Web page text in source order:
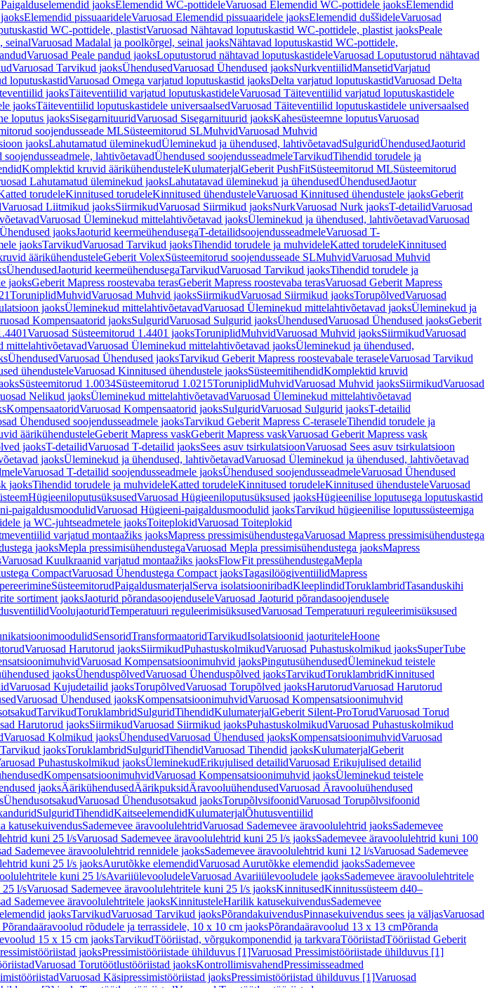
jaoksElemendid WC-pottideleVaruosad Elemendid WC-pottidele jaoksElemendid
Elemendid pissuaarideleVaruosad Elemendid pissuaaridele jaoksElemendid duššideleVaruosad
WC-pottidele, plastistVaruosad Nähtavad loputuskastid WC-pottidele, plastist jaoksPeale
seinalVaruosad Madalal ja poolkõrgel, seinal jaoksNähtavad loputuskastid WC-pottidele,
Varuosad Peale pandud jaoksLoputustorud nähtavad loputuskastideleVaruosad Loputustorud nähtavad
Varuosad Tarvikud jaoksÜhendusedVaruosad Ühendused jaoksNurkventiilidMansetidVarjatud
loputuskastidVaruosad Omega varjatud loputuskastid jaoksDelta varjatud loputuskastidVaruosad Delta
jaoksTäiteventiilid varjatud loputuskastideleVaruosad Täiteventiilid varjatud loputuskastidele
jaoksTäiteventiilid loputuskastidele universaalsedVaruosad Täiteventiilid loputuskastidele universaalsed
loputus jaoksSisegarnituuridVaruosad Sisegarnituurid jaoksKahesüsteemne loputusVaruosad
soojendusseade MLSüsteemitorud SLMuhvidVaruosad Muhvid
jaoksLahutamatud üleminekudÜleminekud ja ühendused, lahtivõetavadSulguridÜhendusedJaoturid
lahtivõetavadÜhendused soojendusseadmeleTarvikudTihendid torudele ja
Komplektid kruvid äärikühendusteleKulumaterjalGeberit PushFitSüsteemitorud MLSüsteemitorud
Lahutamatud üleminekud jaoksLahutatavad üleminekud ja ühendusedÜhendusedJaotur
torudeleKinnitused torudeleKinnitused ühendusteleVaruosad Kinnitused ühendustele jaoksGeberit
Varuosad Liitmikud jaoksSiirmikudVaruosad Siirmikud jaoksNurkVaruosad Nurk jaoksT-detailidVaruosad
Varuosad Üleminekud mittelahtivõetavad jaoksÜleminekud ja ühendused, lahtivõetavadVaruosad
jaoksJaoturid keermeühendusegaT-detailidsoojendusseadmeleVaruosad T-
jaoksTarvikudVaruosad Tarvikud jaoksTihendid torudele ja muhvideleKatted torudeleKinnitused
äärikühendusteleGeberit VolexSüsteemitorud soojendusseade SLMuhvidVaruosad Muhvid
ÜhendusedJaoturid keermeühendusegaTarvikudVaruosad Tarvikud jaoksTihendid torudele ja
jaoksGeberit Mapress roostevaba terasGeberit Mapress roostevaba terasVaruosad Geberit Mapress
ToruniplidMuhvidVaruosad Muhvid jaoksSiirmikudVaruosad Siirmikud jaoksTorupõlvedVaruosad
jaoksÜleminekud mittelahtivõetavadVaruosad Üleminekud mittelahtivõetavad jaoksÜleminekud ja
Kompensaatorid jaoksSulguridVaruosad Sulgurid jaoksÜhendusedVaruosad Ühendused jaoksGeberit
Varuosad Süsteemitorud 1.4401 jaoksToruniplidMuhvidVaruosad Muhvid jaoksSiirmikudVaruosad
mittelahtivõetavadVaruosad Üleminekud mittelahtivõetavad jaoksÜleminekud ja ühendused,
ÜhendusedVaruosad Ühendused jaoksTarvikud Geberit Mapress roostevabale teraseleVaruosad Tarvikud
ühendusteleVaruosad Kinnitused ühendustele jaoksSüsteemitihendidKomplektid kruvid
Süsteemitorud 1.0034Süsteemitorud 1.0215ToruniplidMuhvidVaruosad Muhvid jaoksSiirmikudVaruosad
Nelikud jaoksÜleminekud mittelahtivõetavadVaruosad Üleminekud mittelahtivõetavad
KompensaatoridVaruosad Kompensaatorid jaoksSulguridVaruosad Sulgurid jaoksT-detailid
Ühendused soojendusseadmele jaoksTarvikud Geberit Mapress C-teraseleTihendid torudele ja
äärikühendusteleGeberit Mapress vaskGeberit Mapress vaskVaruosad Geberit Mapress vask
jaoksT-detailidVaruosad T-detailid jaoksSees asuv tsirkulatsioonVaruosad Sees asuv tsirkulatsioon
jaoksÜleminekud ja ühendused, lahtivõetavadVaruosad Üleminekud ja ühendused, lahtivõetavad
Varuosad T-detailid soojendusseadmele jaoksÜhendused soojendusseadmeleVaruosad Ühendused
jaoksTihendid torudele ja muhvideleKatted torudeleKinnitused torudeleKinnitused ühendusteleVaruosad
HügieeniloputusüksusedVaruosad Hügieeniloputusüksused jaoksHügieenilise loputusega loputuskastid
paigaldusmoodulidVaruosad Hügieeni-paigaldusmoodulid jaoksTarvikud hügieenilise loputussüsteemiga
ja WC-juhtseadmetele jaoksToiteplokidVaruosad Toiteplokid
varjatud montaažiks jaoksMapress pressimisühendustegaVaruosad Mapress pressimisühendustega
jaoksMepla pressimisühendustegaVaruosad Mepla pressimisühendustega jaoksMapress
Varuosad Kuulkraanid varjatud montaažiks jaoksFlowFit pressühendustegaMepla
CompactVaruosad Ühendustega Compact jaoksTagasilöögiventiilidMapress
SüsteemitorudPaigaldusmaterjalServa isolatsiooniribadKleeplindidToruklambridTasanduskihi
sortiment jaoksJaoturid põrandasoojenduseleVaruosad Jaoturid põrandasoojendusele
VoolujaoturidTemperatuuri reguleerimisüksusedVaruosad Temperatuuri reguleerimisüksused
SensoridTransformaatoridTarvikudIsolatsioonid jaoturiteleHoone
Varuosad Harutorud jaoksSiirmikudPuhastuskolmikudVaruosad Puhastuskolmikud jaoksSuperTube
Varuosad Kompensatsioonimuhvid jaoksPingutusühendusedÜleminekud teistele
jaoksÜhenduspõlvedVaruosad Ühenduspõlved jaoksTarvikudToruklambridKinnitused
Varuosad Kujudetailid jaoksTorupõlvedVaruosad Torupõlved jaoksHarutorudVaruosad Harutorud
Varuosad Ühendused jaoksKompensatsioonimuhvidVaruosad Kompensatsioonimuhvid
TarvikudToruklambridSulguridTihendidKulumaterjalGeberit Silent-ProTorudVaruosad Torud
Harutorud jaoksSiirmikudVaruosad Siirmikud jaoksPuhastuskolmikudVaruosad Puhastuskolmikud
Varuosad Kolmikud jaoksÜhendusedVaruosad Ühendused jaoksKompensatsioonimuhvidVaruosad
jaoksToruklambridSulguridTihendidVaruosad Tihendid jaoksKulumaterjalGeberit
Puhastuskolmikud jaoksÜleminekudErikujulised detailidVaruosad Erikujulised detailid
KompensatsioonimuhvidVaruosad Kompensatsioonimuhvid jaoksÜleminekud teistele
jaoksÄärikühendusedÄärikpuksidÄravooluühendusedVaruosad Äravooluühendused
ÜhendusotsakudVaruosad Ühendusotsakud jaoksTorupõlvsifoonidVaruosad Torupõlvsifoonid
SulguridTihendidKaitseelemendidKulumaterjalÕhutusventiilid
katusekuivendusSademevee äravoolulehtridVaruosad Sademevee äravoolulehtrid jaoksSademevee
kuni 25 l/sVaruosad Sademevee äravoolulehtrid kuni 25 l/s jaoksSademevee äravoolulehtrid kuni 100
Sademevee äravoolulehtrid rennidele jaoksSademevee äravoolulehtrid kuni 12 l/sVaruosad Sademevee
kuni 25 l/s jaoksAurutõkke elemendidVaruosad Aurutõkke elemendid jaoksSademevee
kuni 25 l/sAvariiülevooludeleVaruosad Avariiülevooludele jaoksSademevee äravoolulehtritele
25 l/sVaruosad Sademevee äravoolulehtritele kuni 25 l/s jaoksKinnitusedKinnitussüsteem d40–
Sademevee äravoolulehtritele jaoksKinnitusteleHarilik katusekuivendusSademevee
jaoksTarvikudVaruosad Tarvikud jaoksPõrandakuivendusPinnasekuivendus sees ja väljasVaruosad
Põrandaäravoolud rõdudele ja terrassidele, 10 x 10 cm jaoksPõrandaäravoolud 13 x 13 cmPõranda
15 x 15 cm jaoksTarvikudTööriistad, võrgukomponendid ja tarkvaraTööriistadTööriistad Geberit
jaoksPressimistööriistade ühilduvus [1]Varuosad Pressimistööriistade ühilduvus [1]
Varuosad Torutöötlustööriistad jaoksKontrollimisvahendPressimisseadmed
Varuosad Käsipressimistööriistad jaoksPressimistööriistad ühilduvus [1]Varuosad